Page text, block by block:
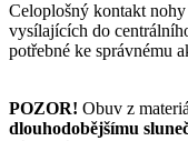
Celoplošný kontakt
vysílajících do
potřebné ke správnému
POZOR! Obuv z
dlouhodobějšímu